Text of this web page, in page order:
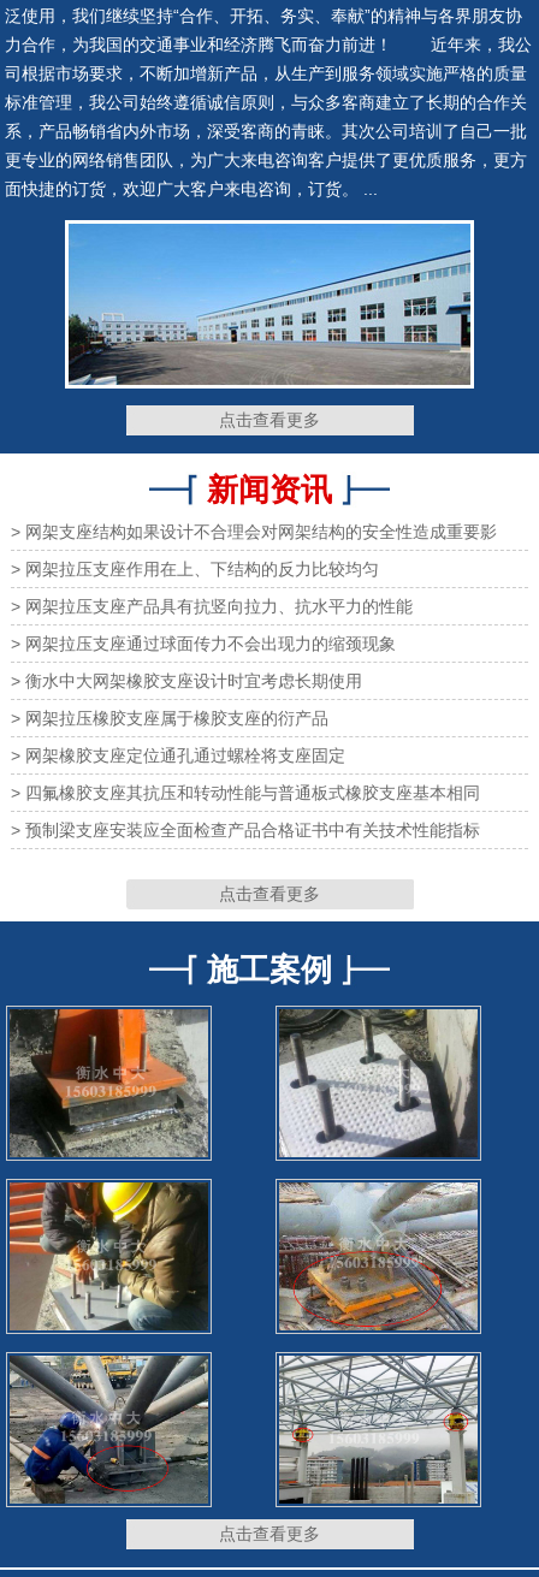
隔震支座 抗震支座
网架钢铰支座 网架钢铰支座
网架钢铰支座 网架钢铰支座
网架钢铰支座 网架钢铰支座
网架橡胶支座 网架橡胶支座
网架支座 网架支座
网架支座 网架支座
泛使用，我们继续坚持“合作、开拓、务实、奉献”的精神与各界朋友协
力合作，为我国的交通事业和经济腾飞而奋力前进！ 近年来，我公
司根据市场要求，不断加增新产品，从生产到服务领域实施严格的质量
标准管理，我公司始终遵循诚信原则，与众多客商建立了长期的合作关
系，产品畅销省内外市场，深受客商的青睐。其次公司培训了自己一批
更专业的网络销售团队，为广大来电咨询客户提供了更优质服务，更方
面快捷的订货，欢迎广大客户来电咨询，订货。 ...
点击查看更多
新闻资讯
> 网架支座结构如果设计不合理会对网架结构的安全性造成重要影
> 网架拉压支座作用在上、下结构的反力比较均匀
> 网架拉压支座产品具有抗竖向拉力、抗水平力的性能
> 网架拉压支座通过球面传力不会出现力的缩颈现象
> 衡水中大网架橡胶支座设计时宜考虑长期使用
> 网架拉压橡胶支座属于橡胶支座的衍产品
> 网架橡胶支座定位通孔通过螺栓将支座固定
> 四氟橡胶支座其抗压和转动性能与普通板式橡胶支座基本相同
> 预制梁支座安装应全面检查产品合格证书中有关技术性能指标
点击查看更多
施工案例
点击查看更多